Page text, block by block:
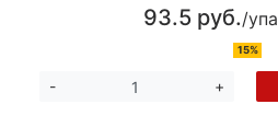
93.5 руб./упа
15%
- +